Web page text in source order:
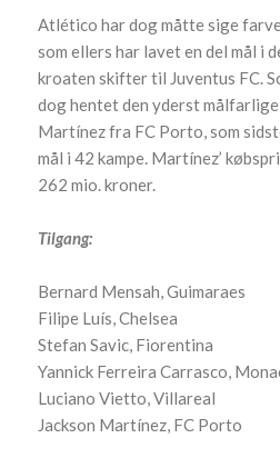
Atlético har dog måtte sige
som ellers har lavet en del mål i
kroaten skifter til Juventus FC.
dog hentet den yderst
Martínez fra FC Porto, som
mål i 42 kampe. Martínez’
262 mio. kroner.
Tilgang:
Bernard Mensah, Guimaraes
Filipe Luís, Chelsea
Stefan Savic, Fiorentina
Yannick Ferreira Carrasco,
Luciano Vietto, Villareal
Jackson Martínez, FC Porto